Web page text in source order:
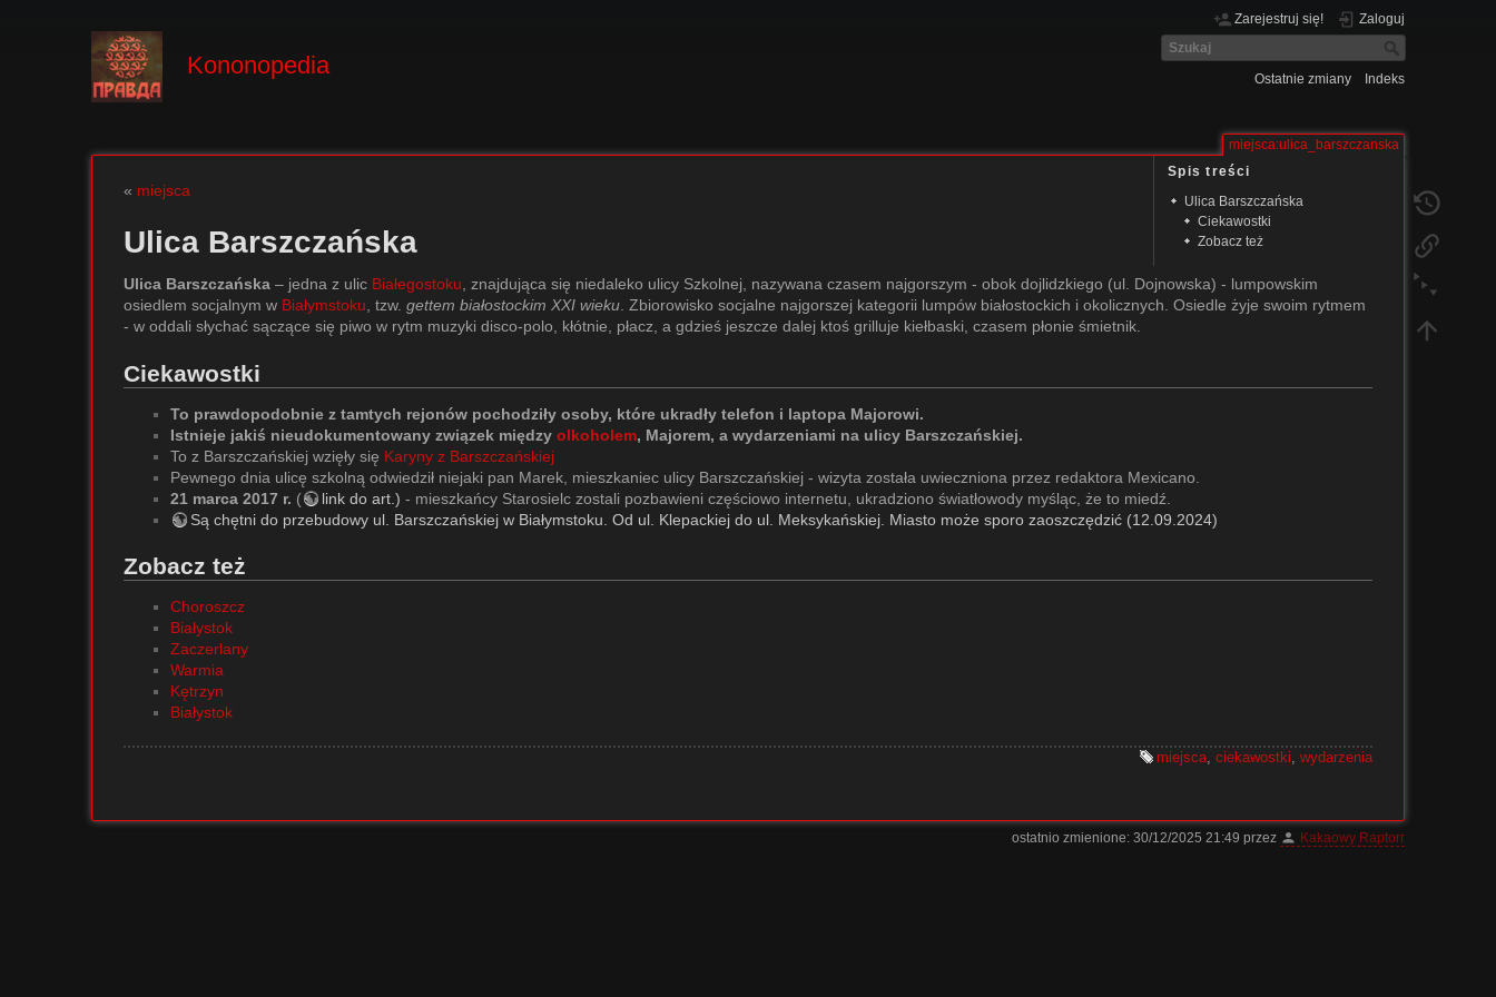
Kononopedia
Zarejestruj się! Zaloguj
Ostatnie zmiany Indeks
miejsca:ulica_barszczanska
Spis treści
Ulica Barszczańska
Ciekawostki
Zobacz też
« miejsca
Ulica Barszczańska
Ulica Barszczańska – jedna z ulic Białegostoku, znajdująca się niedaleko ulicy Szkolnej, nazywana czasem najgorszym - obok dojlidzkiego (ul. Dojnowska) - lumpowskim
osiedlem socjalnym w Białymstoku, tzw. gettem białostockim XXI wieku. Zbiorowisko socjalne najgorszej kategorii lumpów białostockich i okolicznych. Osiedle żyje swoim rytmem
- w oddali słychać sączące się piwo w rytm muzyki disco-polo, kłótnie, płacz, a gdzieś jeszcze dalej ktoś grilluje kiełbaski, czasem płonie śmietnik.
Ciekawostki
To prawdopodobnie z tamtych rejonów pochodziły osoby, które ukradły telefon i laptopa Majorowi.
Istnieje jakiś nieudokumentowany związek między olkoholem, Majorem, a wydarzeniami na ulicy Barszczańskiej.
To z Barszczańskiej wzięły się Karyny z Barszczańskiej
Pewnego dnia ulicę szkolną odwiedził niejaki pan Marek, mieszkaniec ulicy Barszczańskiej - wizyta została uwieczniona przez redaktora Mexicano.
21 marca 2017 r. ( link do art.) - mieszkańcy Starosielc zostali pozbawieni częściowo internetu, ukradziono światłowody myśląc, że to miedź.
Są chętni do przebudowy ul. Barszczańskiej w Białymstoku. Od ul. Klepackiej do ul. Meksykańskiej. Miasto może sporo zaoszczędzić (12.09.2024)
Zobacz też
Choroszcz
Białystok
Zaczerlany
Warmia
Kętrzyn
Białystok
miejsca ciekawostki wydarzenia
ostatnio zmienione: 30/12/2025 21:49 przez Kakaowy Raptorr